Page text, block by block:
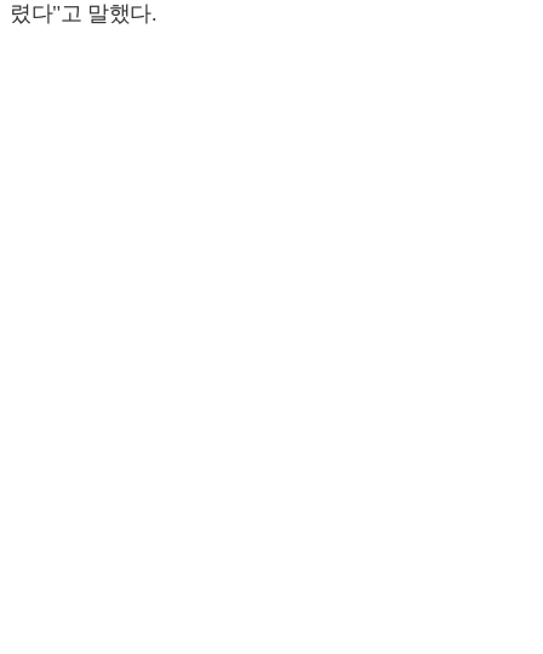
렸다"고 말했다.